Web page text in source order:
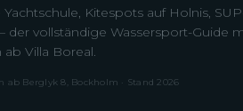
Yachtschule, Kitespots auf Holnis,
der vollständige Wassersport-Guide
Villa Boreal.
Berglyk 8, Bockholm · Stand 2026